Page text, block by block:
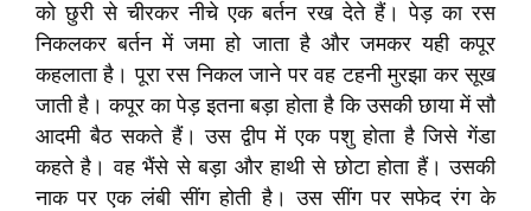
को छुरी से चीरकर नीचे एक बर्तन रख देते हैं। पेड़ का रस
निकलकर बर्तन में जमा हो जाता है और जमकर यही कपूर
कहलाता है। पूरा रस निकल जाने पर वह टहनी मुरझा कर सूख
जाती है। कपूर का पेड़ इतना बड़ा होता है कि उसकी छाया में सौ
आदमी बैठ सकते हैं। उस द्वीप में एक पशु होता है जिसे गेंडा
कहते है। वह भैंसे से बड़ा और हाथी से छोटा होता हैं। उसकी
नाक पर एक लंबी सींग होती है। उस सींग पर सफेद रंग के